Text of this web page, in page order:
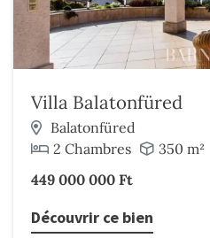
Villa Balatonfüred
Balatonfüred
2 Chambres
350 m²
449 000 000 Ft
Découvrir ce bien